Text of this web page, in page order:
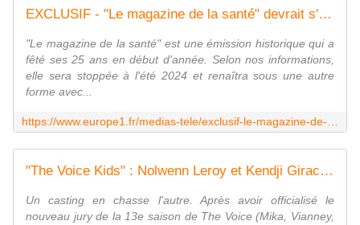
EXCLUSIF - "Le magazine de la santé" devrait s'arrêter en fin de saison
"Le magazine de la santé" est une émission historique qui a
fêté ses 25 ans en début d'année. Selon nos informations,
elle sera stoppée à l'été 2024 et renaîtra sous une autre
forme avec...
"The Voice Kids" : Nolwenn Leroy et Kendji Girac quittent l'émission, TF1 recrute deux nouveaux coachs pour la saison 10
Un casting en chasse l'autre. Après avoir officialisé le
nouveau jury de la 13e saison de The Voice (Mika, Vianney,